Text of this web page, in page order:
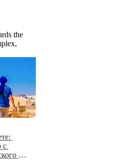
the
с